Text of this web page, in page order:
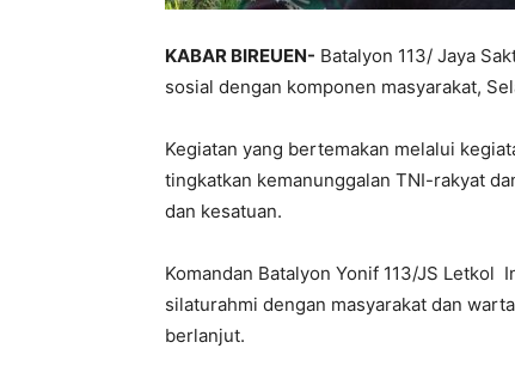
KABAR BIREUEN- Batalyon 113/ Jaya
sosial dengan komponen masyarakat,
Kegiatan yang bertemakan melalui
tingkatkan kemanunggalan TNI-rakyat
dan kesatuan.
Komandan Batalyon Yonif 113/JS Letkol
silaturahmi dengan masyarakat dan
berlanjut.